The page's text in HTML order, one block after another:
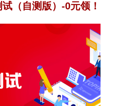
（自测版）-0元领！